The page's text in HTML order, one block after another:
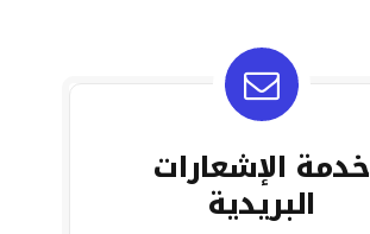
خدمة الإشعارات
البريدية